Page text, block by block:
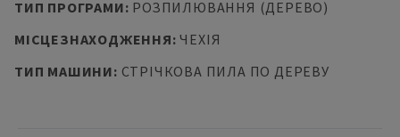
ТИП ПРОГРАМИ: РОЗПИЛЮВАННЯ (ДЕРЕВО)
МІСЦЕЗНАХОДЖЕННЯ:ЧЕХІЯ
ТИП МАШИНИ: СТРІЧКОВА ПИЛА ПО ДЕРЕВУ